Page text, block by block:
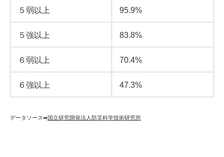
５弱以上 95.9%
５強以上 83.8%
６弱以上 70.4%
６強以上 47.3%
データソース➡︎国立研究開発法人防災科学技術研究所